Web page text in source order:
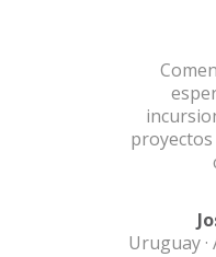
Uruguay ·